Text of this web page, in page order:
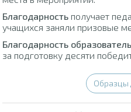
Благодарность получает
учащихся заняли призовые
Благодарность
за подготовку десяти
Образцы